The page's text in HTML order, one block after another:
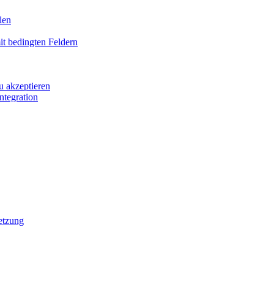
bedingten Feldern
akzeptieren